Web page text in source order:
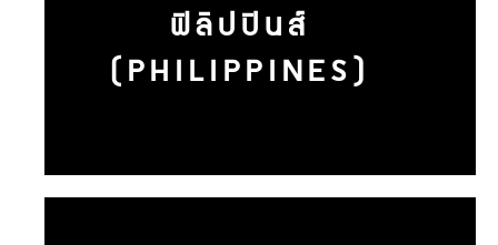
ฟิลิปปินส์
(PHILIPPINES)